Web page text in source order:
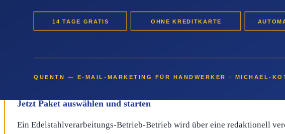
Wer im Edelstahlverarbeitungs-Betrieb-Bereich planbar mehr Online-
Pakete ab 2 EUR ist der Einstieg ohne Risiko möglich.
Jetzt Paket auswählen und starten
Ein Edelstahlverarbeitungs-Betrieb-Betrieb wird über eine redaktionell